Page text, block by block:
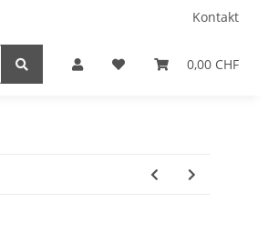
Kontakt
0,00 CHF